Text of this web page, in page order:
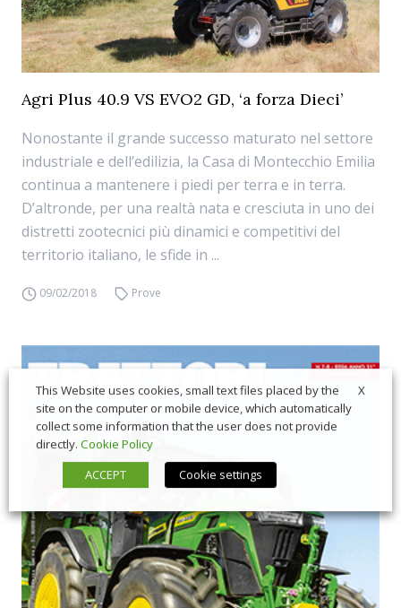
Agri Plus 40.9 VS EVO2 GD, ‘a forza Dieci’
Nonostante il grande successo maturato nel settore
industriale e dell’edilizia, la Casa di Montecchio Emilia
continua a mantenere i piedi per terra e in terra.
D’altronde, per una realtà nata e cresciuta in uno dei
distretti zootecnici più dinamici e competitivi del
territorio italiano, le sfide in ...
09/02/2018 Prove
X
This Website uses cookies, small text files placed by the
site on the computer or mobile device, which automatically
collect some information that the user does not provide
directly. Cookie Policy
ACCEPT
Cookie settings